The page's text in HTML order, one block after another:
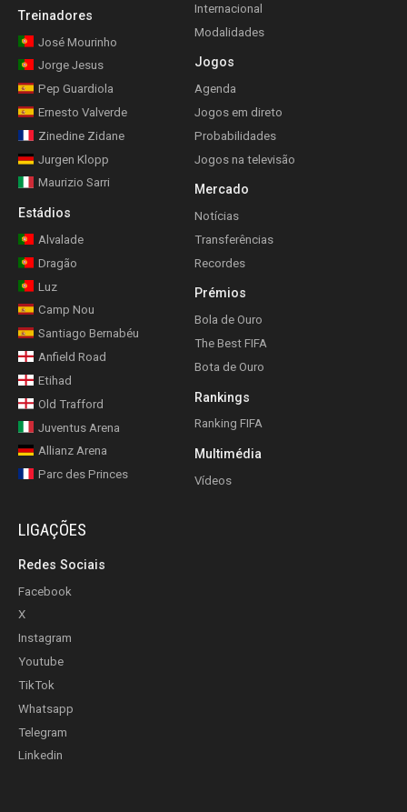
Treinadores
José Mourinho
Jorge Jesus
Pep Guardiola
Ernesto Valverde
Zinedine Zidane
Jurgen Klopp
Maurizio Sarri
Estádios
Alvalade
Dragão
Luz
Camp Nou
Santiago Bernabéu
Anfield Road
Etihad
Old Trafford
Juventus Arena
Allianz Arena
Parc des Princes
Internacional
Modalidades
Jogos
Agenda
Jogos em direto
Probabilidades
Jogos na televisão
Mercado
Notícias
Transferências
Recordes
Prémios
Bola de Ouro
The Best FIFA
Bota de Ouro
Rankings
Ranking FIFA
Multimédia
Vídeos
LIGAÇÕES
Redes Sociais
Facebook
X
Instagram
Youtube
TikTok
Whatsapp
Telegram
Linkedin